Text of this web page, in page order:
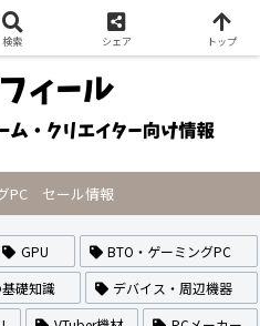
なり方や作り方・配信方法を紹介
PC セール情報
GPU
BTO・ゲーミングPC
礎知識
デバイス・周辺機器
検索 シェア トップ